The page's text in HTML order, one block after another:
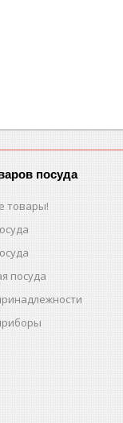
посуда
товары!
посуда